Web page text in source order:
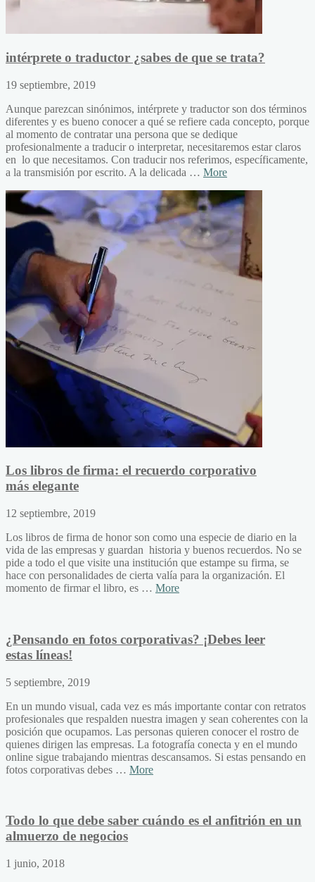
intérprete o traductor ¿sabes de que se trata?
19 septiembre, 2019
Aunque parezcan sinónimos, intérprete y traductor son dos términos
diferentes y es bueno conocer a qué se refiere cada concepto, porque
al momento de contratar una persona que se dedique
profesionalmente a traducir o interpretar, necesitaremos estar claros
en lo que necesitamos. Con traducir nos referimos, específicamente,
a la transmisión por escrito. A la delicada … More
Los libros de firma: el recuerdo corporativo
más elegante
12 septiembre, 2019
Los libros de firma de honor son como una especie de diario en la
vida de las empresas y guardan historia y buenos recuerdos. No se
pide a todo el que visite una institución que estampe su firma, se
hace con personalidades de cierta valía para la organización. El
momento de firmar el libro, es … More
¿Pensando en fotos corporativas? ¡Debes leer
estas líneas!
5 septiembre, 2019
En un mundo visual, cada vez es más importante contar con retratos
profesionales que respalden nuestra imagen y sean coherentes con la
posición que ocupamos. Las personas quieren conocer el rostro de
quienes dirigen las empresas. La fotografía conecta y en el mundo
online sigue trabajando mientras descansamos. Si estas pensando en
fotos corporativas debes … More
Todo lo que debe saber cuándo es el anfitrión en un
almuerzo de negocios
1 junio, 2018